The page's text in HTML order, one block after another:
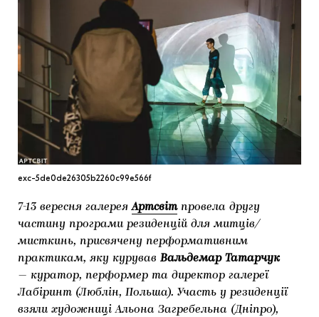
МАРІУПОЛЬСЬКІ МАРГІНАЛІЇ
ДОСЛІДНИЦЬКА ПЛАТФОРМА
ЗАПАЛЕННЯ
CARPATHIAN CULT ПРО РІЗДВЯНІ СВЯТА
exc-5de0de26305b2260c99e566f
7-13 вересня галереяАртсвітпровела другу
частину програми резиденцій для митців/
мисткинь, присвячену перформативним
практикам, яку курував Вальдемар Татарчук
— куратор, перформер та директор галереї
Лабіринт (Люблін, Польша). Участь у резиденції
взяли художниці Альона Загребельна (Дніпро),